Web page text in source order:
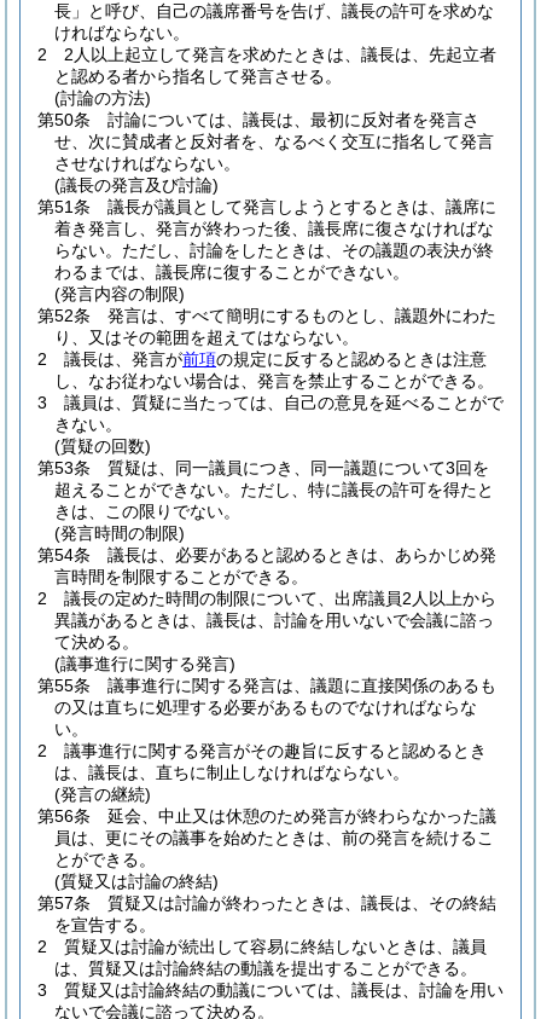
長」と呼び、自己の議席番号を告げ、議長の許可を求めな
ければならない。
2
2人以上起立して発言を求めたときは、議長は、先起立者
と認める者から指名して発言させる。
(討論の方法)
第50条
討論については、議長は、最初に反対者を発言さ
せ、次に賛成者と反対者を、なるべく交互に指名して発言
させなければならない。
(議長の発言及び討論)
第51条
議長が議員として発言しようとするときは、議席に
着き発言し、発言が終わった後、議長席に復さなければな
らない。 ただし、討論をしたときは、その議題の表決が終
わるまでは、議長席に復することができない。
(発言内容の制限)
第52条
発言は、すべて簡明にするものとし、議題外にわた
り、又はその範囲を超えてはならない。
2
議長は、発言が前項の規定に反すると認めるときは注意
し、なお従わない場合は、発言を禁止することができる。
3
議員は、質疑に当たっては、自己の意見を延べることがで
きない。
(質疑の回数)
第53条
質疑は、同一議員につき、同一議題について3回を
超えることができない。 ただし、特に議長の許可を得たと
きは、この限りでない。
(発言時間の制限)
第54条
議長は、必要があると認めるときは、あらかじめ発
言時間を制限することができる。
2
議長の定めた時間の制限について、出席議員2人以上から
異議があるときは、議長は、討論を用いないで会議に諮っ
て決める。
(議事進行に関する発言)
第55条
議事進行に関する発言は、議題に直接関係のあるも
の又は直ちに処理する必要があるものでなければならな
い。
2
議事進行に関する発言がその趣旨に反すると認めるとき
は、議長は、直ちに制止しなければならない。
(発言の継続)
第56条
延会、中止又は休憩のため発言が終わらなかった議
員は、更にその議事を始めたときは、前の発言を続けるこ
とができる。
(質疑又は討論の終結)
第57条
質疑又は討論が終わったときは、議長は、その終結
を宣告する。
2
質疑又は討論が続出して容易に終結しないときは、議員
は、質疑又は討論終結の動議を提出することができる。
3
質疑又は討論終結の動議については、議長は、討論を用い
ないで会議に諮って決める。